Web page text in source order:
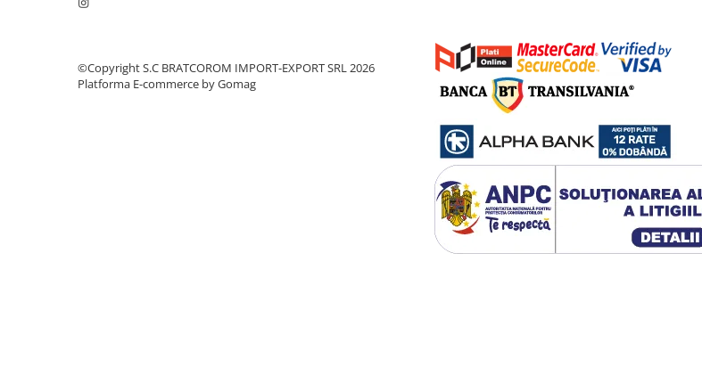
Mufe si conectori irigare
Pavaje si borduri©Copyright S.C BRATCOROM IMPORT-EXPORT SRL 2026
Platforma E-commerce by Gomag